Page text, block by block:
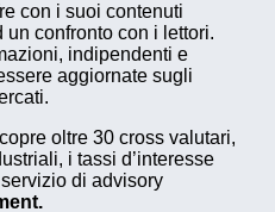
con i suoi contenuti
un confronto con i lettori.
indipendenti e
aggiornate sugli
oltre 30 cross valutari,
i tassi d’interesse
di advisory